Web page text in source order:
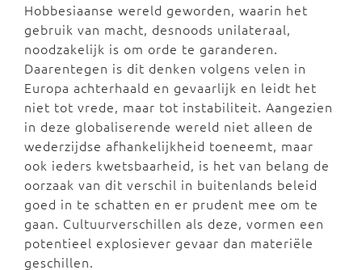
Hobbesiaanse wereld geworden, waarin het
gebruik van macht, desnoods unilateraal,
noodzakelijk is om orde te garanderen.
Daarentegen is dit denken volgens velen in
Europa achterhaald en gevaarlijk en leidt het
niet tot vrede, maar tot instabiliteit. Aangezien
in deze globaliserende wereld niet alleen de
wederzijdse afhankelijkheid toeneemt, maar
ook ieders kwetsbaarheid, is het van belang de
oorzaak van dit verschil in buitenlands beleid
goed in te schatten en er prudent mee om te
gaan. Cultuurverschillen als deze, vormen een
potentieel explosiever gevaar dan materiële
geschillen.